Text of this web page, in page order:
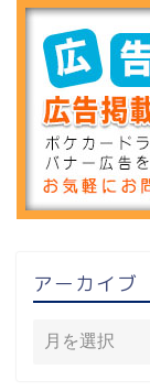
アーカイブ